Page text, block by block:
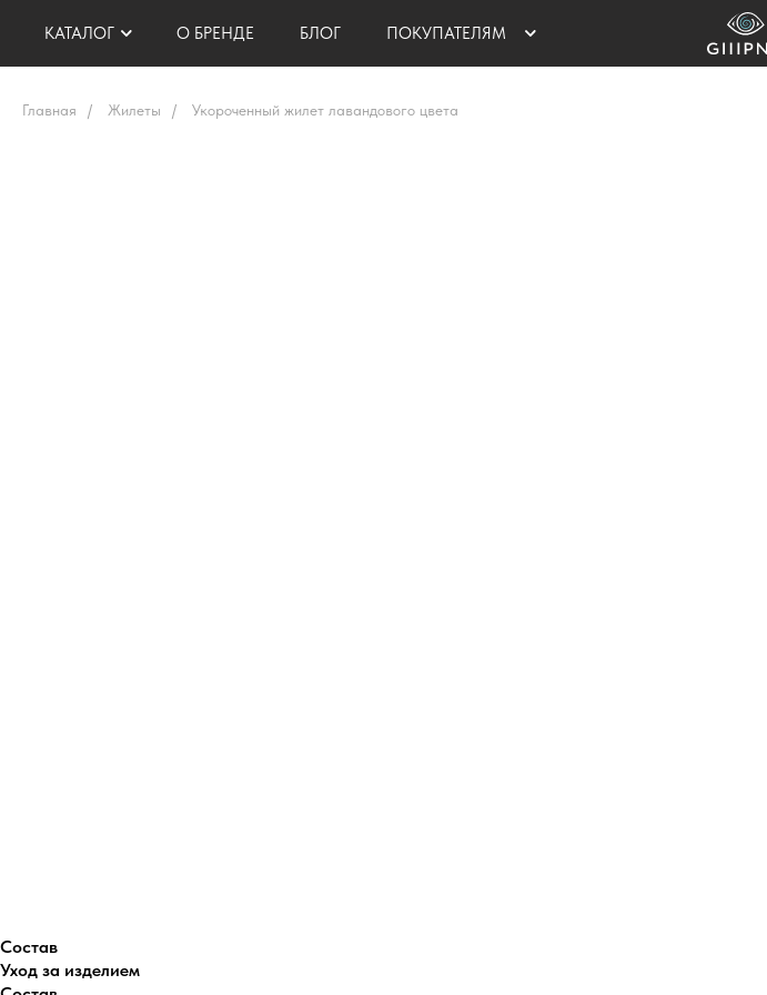
КАТАЛОГ О БРЕНДЕ ПОКУПАТЕЛЯМ
БЛОГ
Главная / Жилеты / Укороченный жилет лавандового цвета
АКСЕССУАРЫ
ЖИЛЕТЫ ДОСТАВКА И ОПЛАТА
Состав
Уход за изделием